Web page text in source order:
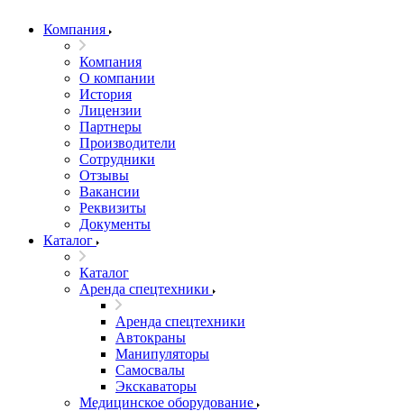
Компания
Компания
О компании
История
Лицензии
Партнеры
Производители
Сотрудники
Отзывы
Вакансии
Реквизиты
Документы
Каталог
Каталог
Аренда спецтехники
Аренда спецтехники
Автокраны
Манипуляторы
Самосвалы
Экскаваторы
Медицинское оборудование